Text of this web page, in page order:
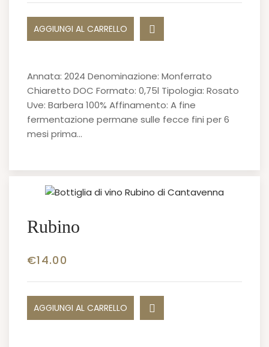
AGGIUNGI AL CARRELLO
Annata: 2024 Denominazione: Monferrato
Chiaretto DOC Formato: 0,75l Tipologia: Rosato
Uve: Barbera 100% Affinamento: A fine
fermentazione permane sulle fecce fini per 6
mesi prima…
Rubino
€14.00
AGGIUNGI AL CARRELLO